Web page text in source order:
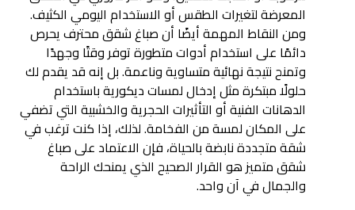
المعرضة لتغيرات الطقس أو الاستخدام اليومي الكثيف.
ومن النقاط المهمة أيضًا أن صباغ شقق محترف يحرص
دائمًا على استخدام أدوات متطورة توفر وقتًا وجهدًا
وتمنح نتيجة نهائية متساوية وناعمة. بل إنه قد يقدم لك
حلولًا مبتكرة مثل إدخال لمسات ديكورية باستخدام
الدهانات الفنية أو التأثيرات الحجرية والخشبية التي تضفي
على المكان لمسة من الفخامة. لذلك، إذا كنت ترغب في
شقة متجددة نابضة بالحياة، فإن الاعتماد على صباغ
شقق متميز هو القرار الصحيح الذي يمنحك الراحة
والجمال في آن واحد.